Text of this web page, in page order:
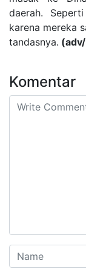
daerah.
karena mereka
tandasnya.
Komentar